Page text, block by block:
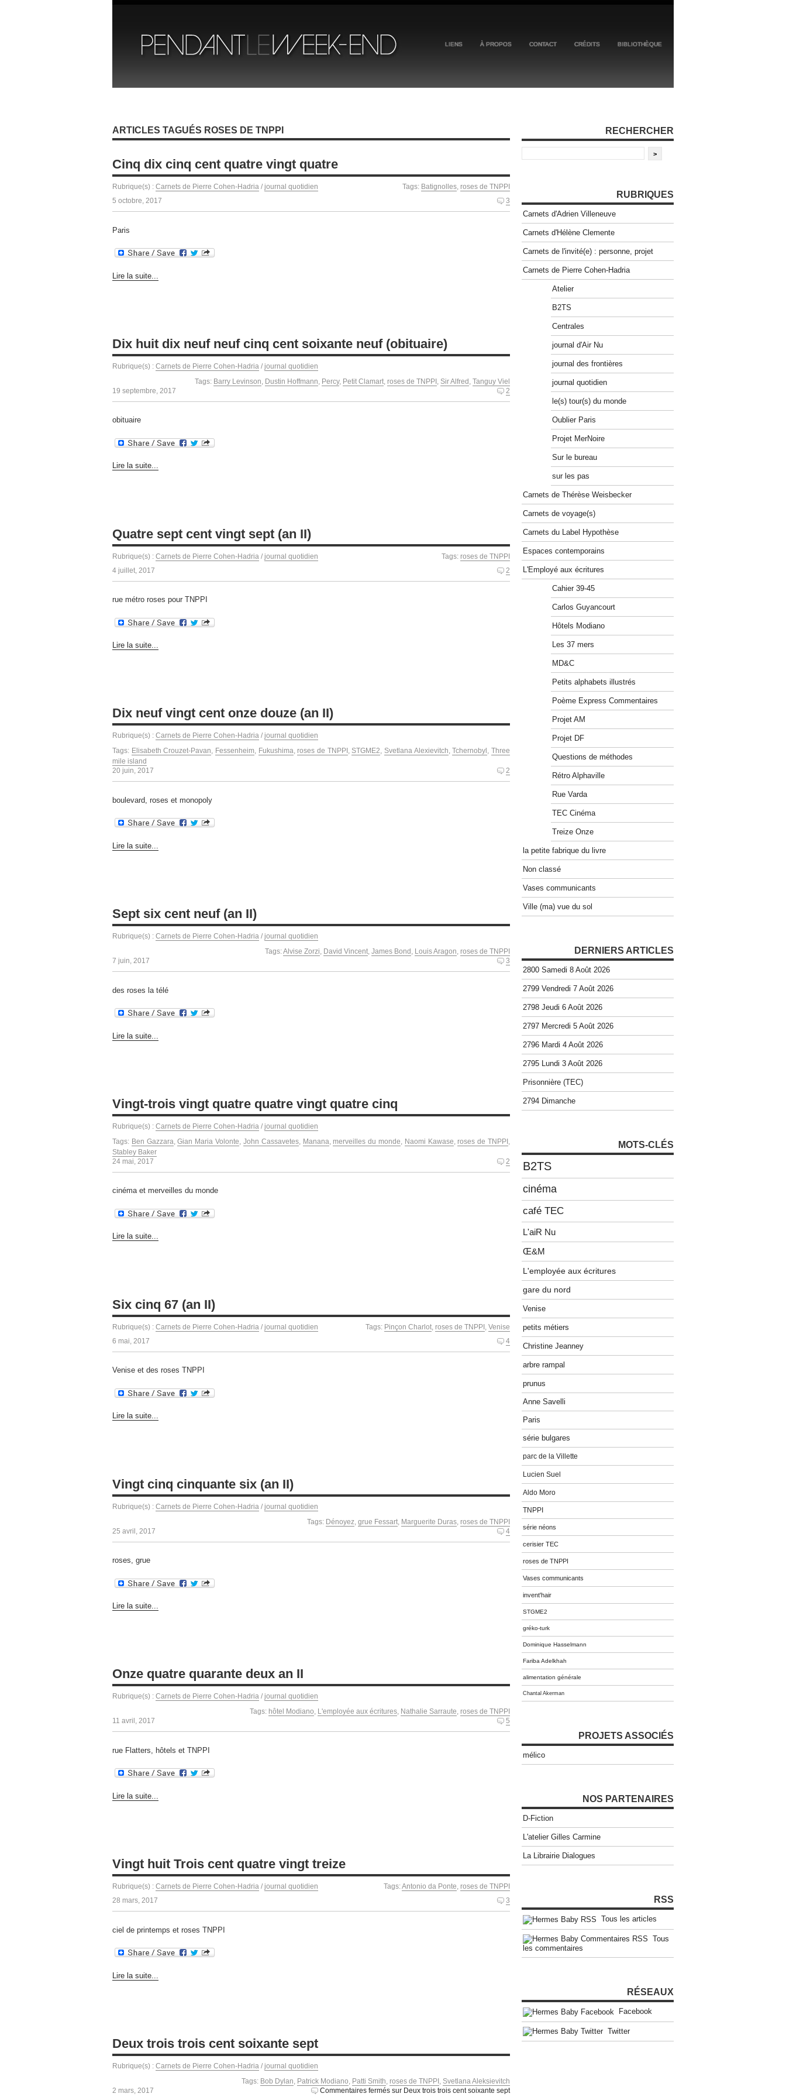
LIENS À PROPOS CONTACT CRÉDITS BIBLIOTHÈQUE
ARTICLES TAGUÉS ROSES DE TNPPI
Cinq dix cinq cent quatre vingt quatre
Rubrique(s) : Carnets de Pierre Cohen-Hadria / journal quotidien Tags: Batignolles, roses de TNPPI
5 octobre, 2017
3
Paris
Lire la suite...
Dix huit dix neuf neuf cinq cent soixante neuf (obituaire)
Rubrique(s) : Carnets de Pierre Cohen-Hadria / journal quotidien
Tags: Barry Levinson Dustin Hoffmann Percy, Petit Clamart roses de TNPPI Sir Alfred Tanguy Viel
19 septembre, 2017
2
obituaire
Lire la suite...
Quatre sept cent vingt sept (an II)
Rubrique(s) : Carnets de Pierre Cohen-Hadria / journal quotidien Tags: roses de TNPPI
4 juillet, 2017
2
rue métro roses pour TNPPI
Lire la suite...
Dix neuf vingt cent onze douze (an II)
Rubrique(s) : Carnets de Pierre Cohen-Hadria / journal quotidien
Tags: Elisabeth Crouzet-Pavan, Fessenheim, Fukushima, roses de TNPPI , STGME2, Svetlana Alexievitch,Tchernobyl ,Three
mile island
20 juin, 2017
2
boulevard, roses et monopoly
Lire la suite...
Sept six cent neuf (an II)
Rubrique(s) : Carnets de Pierre Cohen-Hadria / journal quotidien
Tags:Alvise Zorzi, David Vincent, James Bond , Louis Aragon, roses de TNPPI
7 juin, 2017
3
des roses la télé
Lire la suite...
Vingt-trois vingt quatre quatre vingt quatre cinq
Rubrique(s) : Carnets de Pierre Cohen-Hadria / journal quotidien
Tags: Ben Gazzara,Gian Maria Volonte, John Cassavetes, Manana, merveilles du monde, Naomi Kawase, roses de TNPPI ,
Stabley Baker
24 mai, 2017
2
cinéma et merveilles du monde
Lire la suite...
Six cinq 67 (an II)
Rubrique(s) : Carnets de Pierre Cohen-Hadria / journal quotidien Tags: Pinçon Charlot roses de TNPPI Venise
6 mai, 2017
4
Venise et des roses TNPPI
Lire la suite...
Vingt cinq cinquante six (an II)
Rubrique(s) : Carnets de Pierre Cohen-Hadria / journal quotidien
Tags: Dénoyez grue Fessart Marguerite Duras roses de TNPPI
25 avril, 2017
4
roses, grue
Lire la suite...
Onze quatre quarante deux an II
Rubrique(s) : Carnets de Pierre Cohen-Hadria / journal quotidien
Tags: hôtel Modiano, L'employée aux écritures, Nathalie Sarraute, roses de TNPPI
11 avril, 2017
5
rue Flatters, hôtels et TNPPI
Lire la suite...
Vingt huit Trois cent quatre vingt treize
Rubrique(s) : Carnets de Pierre Cohen-Hadria / journal quotidien Tags:Antonio da Ponte, roses de TNPPI
28 mars, 2017
3
ciel de printemps et roses TNPPI
Lire la suite...
Deux trois trois cent soixante sept
Rubrique(s) : Carnets de Pierre Cohen-Hadria / journal quotidien
Tags: Bob Dylan, Patrick Modiano, Patti Smith, roses de TNPPI , Svetlana Aleksievitch
2 mars, 2017
Commentaires fermés sur Deux trois trois cent soixante sept
RECHERCHER
RUBRIQUES
Carnets d'Adrien Villeneuve
Carnets d'Hélène Clemente
Carnets de l'invité(e) : personne, projet
Carnets de Pierre Cohen-Hadria
Atelier
B2TS
Centrales
journal d'Air Nu
journal des frontières
journal quotidien
le(s) tour(s) du monde
Oublier Paris
Projet MerNoire
Sur le bureau
sur les pas
Carnets de Thérèse Weisbecker
Carnets de voyage(s)
Carnets du Label Hypothèse
Espaces contemporains
L'Employé aux écritures
Cahier 39-45
Carlos Guyancourt
Hôtels Modiano
Les 37 mers
MD&C
Petits alphabets illustrés
Poème Express Commentaires
Projet AM
Projet DF
Questions de méthodes
Rétro Alphaville
Rue Varda
TEC Cinéma
Treize Onze
la petite fabrique du livre
Non classé
Vases communicants
Ville (ma) vue du sol
DERNIERS ARTICLES
2800 Samedi 8 Août 2026
2799 Vendredi 7 Août 2026
2798 Jeudi 6 Août 2026
2797 Mercredi 5 Août 2026
2796 Mardi 4 Août 2026
2795 Lundi 3 Août 2026
Prisonnière (TEC)
2794 Dimanche
MOTS-CLÉS
B2TS
cinéma
café TEC
L'aiR Nu
Œ&M
L'employée aux écritures
gare du nord
Venise
petits métiers
Christine Jeanney
arbre rampal
prunus
Anne Savelli
Paris
série bulgares
parc de la Villette
Lucien Suel
Aldo Moro
TNPPI
série néons
cerisier TEC
roses de TNPPI
Vases communicants
invent'hair
STGME2
gréko-turk
Dominique Hasselmann
Fariba Adelkhah
alimentation générale
Chantal Akerman
PROJETS ASSOCIÉS
mélico
NOS PARTENAIRES
D-Fiction
L'atelier Gilles Carmine
La Librairie Dialogues
RSS
Tous les articles
Tous
les commentaires
RÉSEAUX
Facebook
Twitter